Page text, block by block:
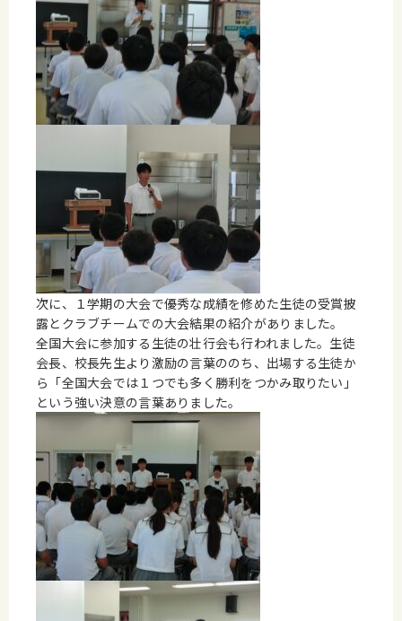
次に、１学期の大会で優秀な成績を修めた生徒の受賞披
露とクラブチームでの大会結果の紹介がありました。
全国大会に参加する生徒の壮行会も行われました。生徒
会長、校長先生より激励の言葉ののち、出場する生徒か
ら「全国大会では１つでも多く勝利をつかみ取りたい」
という強い決意の言葉ありました。